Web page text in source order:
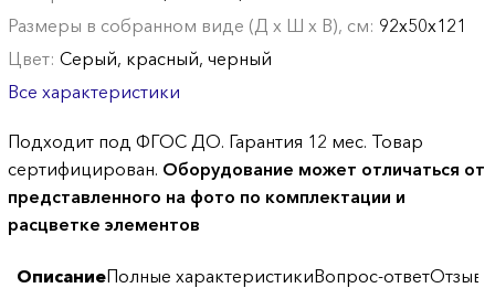
Размеры в собранном виде (Д х Ш х В), см: 92х50х121
Цвет:Серый, красный, черный
Все характеристики
Подходит под ФГОС ДО. Гарантия 12 мес. Товар
сертифицирован. Оборудование может отличаться от
представленного на фото по комплектации и
расцветке элементов
ОписаниеПолные характеристикиВопрос-ответОтзывы